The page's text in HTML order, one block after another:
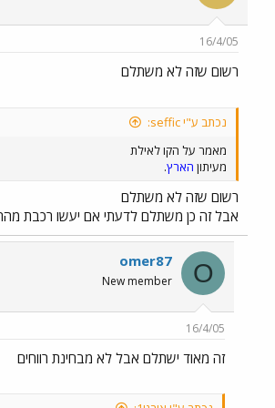
16/4/05
רשום שזה לא משתלם
נכתב ע"י seffic:
מאמר על הקו לאילת
מעיתון הארץ.
רשום שזה לא משתלם
אבל זה כן משתלם לדעתי אם יעשו רכבת
O
omer87
New member
16/4/05
זה מאוד ישתלם אבל לא מבחינת רווחים